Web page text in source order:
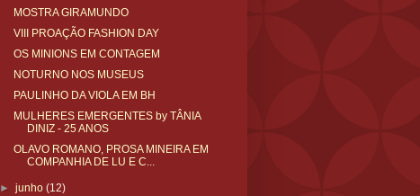
MOSTRA GIRAMUNDO
VIII PROAÇÃO FASHION DAY
OS MINIONS EM CONTAGEM
NOTURNO NOS MUSEUS
PAULINHO DA VIOLA EM BH
MULHERES EMERGENTES by TÂNIA
DINIZ - 25 ANOS
OLAVO ROMANO, PROSA MINEIRA EM
COMPANHIA DE LU E C...
►junho(12)